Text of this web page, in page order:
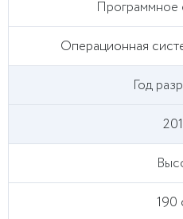
Программное
Операционная
Год
190